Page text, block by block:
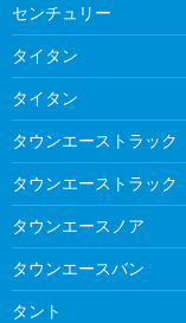
センチュリー
タイタン
タイタン
タウンエーストラック
タウンエーストラック
タウンエースノア
タウンエースバン
タント